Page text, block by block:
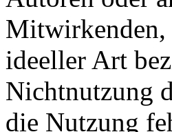
Mitwirkenden,
ideeller Art
Nichtnutzung
die Nutzung